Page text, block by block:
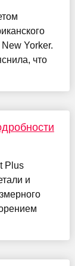
Yorker.
что
Plus
и